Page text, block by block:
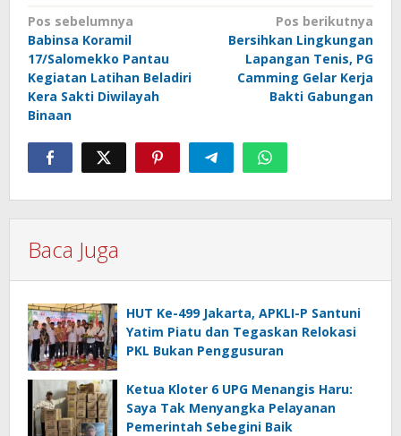
Navigasi
pos
Pos sebelumnya
Babinsa Koramil
17/Salomekko Pantau
Kegiatan Latihan Beladiri
Kera Sakti Diwilayah
Binaan
Pos berikutnya
Bersihkan Lingkungan
Lapangan Tenis, PG
Camming Gelar Kerja
Bakti Gabungan
Baca Juga
HUT Ke-499 Jakarta, APKLI-P Santuni
Yatim Piatu dan Tegaskan Relokasi
PKL Bukan Penggusuran
Ketua Kloter 6 UPG Menangis Haru:
Saya Tak Menyangka Pelayanan
Pemerintah Sebegini Baik